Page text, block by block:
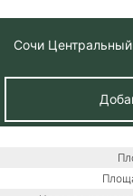
Сочи